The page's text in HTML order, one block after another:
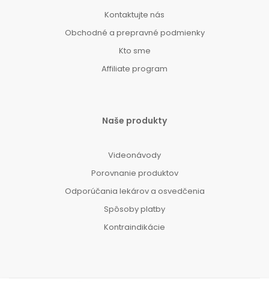
Kontaktujte nás
Obchodné a prepravné podmienky
Kto sme
Affiliate program
Naše produkty
Videonávody
Porovnanie produktov
Odporúčania lekárov a osvedčenia
Spôsoby platby
Kontraindikácie